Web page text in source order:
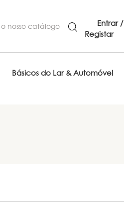
Entrar /
Registar
Básicos do Lar & Automóvel